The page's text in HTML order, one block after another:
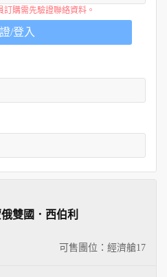
購需先驗證聯絡資料。
/登入
可售團位：經濟艙17
雙國．西伯利